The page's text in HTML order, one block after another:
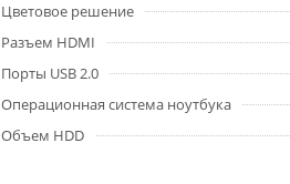
Цветовое решение
Разъем HDMI
Порты USB 2.0
Операционная система ноутбука
Объем HDD